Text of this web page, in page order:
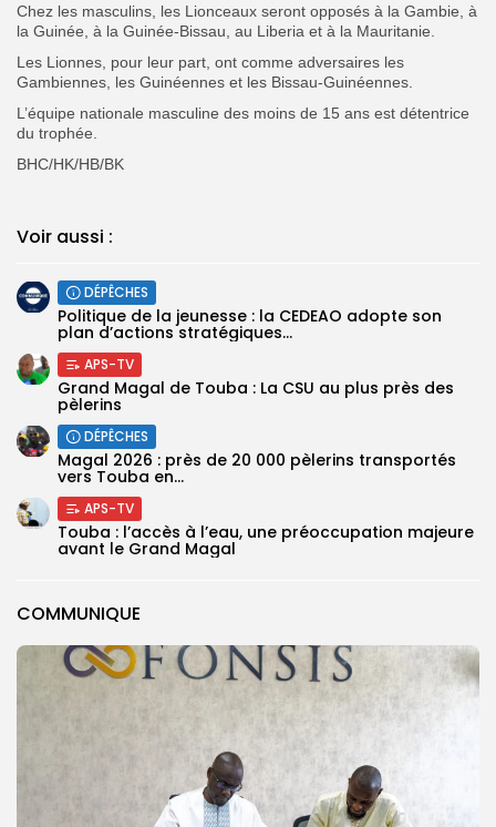
COMMUNIQUE
Chez les masculins, les Lionceaux seront opposés à la Gambie, à
la Guinée, à la Guinée-Bissau, au Liberia et à la Mauritanie.
Les Lionnes, pour leur part, ont comme adversaires les
Gambiennes, les Guinéennes et les Bissau-Guinéennes.
L’équipe nationale masculine des moins de 15 ans est détentrice
du trophée.
BHC/HK/HB/BK
Voir aussi :
DÉPÊCHES
Politique de la jeunesse : la CEDEAO adopte son
plan d’actions stratégiques...
APS-TV
Grand Magal de Touba : La CSU au plus près des
pèlerins
DÉPÊCHES
Magal 2026 : près de 20 000 pèlerins transportés
vers Touba en...
APS-TV
Touba : l’accès à l’eau, une préoccupation majeure
avant le Grand Magal